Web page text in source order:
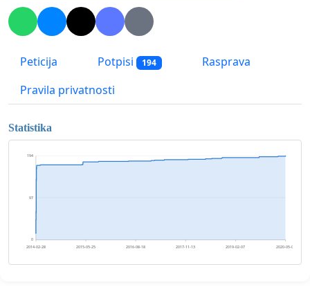
Peticija Potpisi 194
Rasprava
Pravila privatnosti
Statistika
0
97
194
2014-02-28 2015-05-25 2016-08-18 2017-11-13 2019-02-07 2020-05-03